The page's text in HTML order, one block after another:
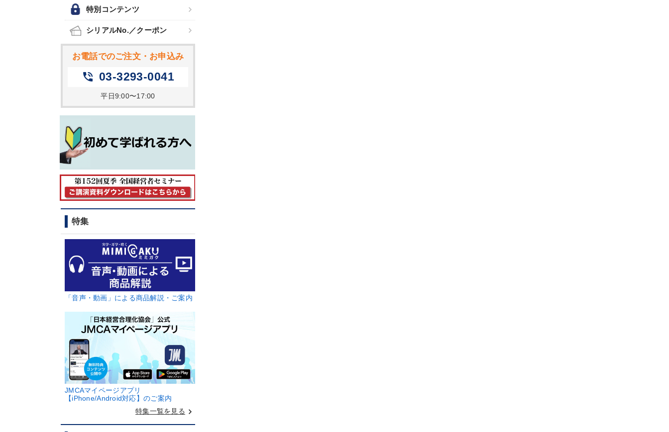
特別コンテンツ
シリアルNo.／クーポン
お電話でのご注文・お申込み
phone_in_talk 03-3293-0041
平日9:00〜17:00
特集
「音声・動画」による商品解説・ご案内
JMCAマイページアプリ
【iPhone/Android対応】のご案内
特集一覧を見る keyboard_arrow_right